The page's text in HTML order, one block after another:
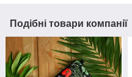
Подібні товари компанії